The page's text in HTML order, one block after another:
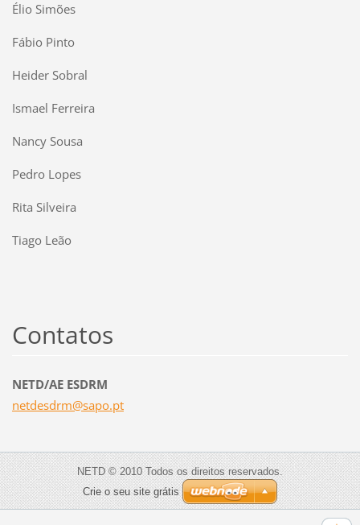
Élio Simões
Fábio Pinto
Heider Sobral
Ismael Ferreira
Nancy Sousa
Pedro Lopes
Rita Silveira
Tiago Leão
Contatos
NETD/AE ESDRM
netdesdrm@sapo.pt
NETD © 2010 Todos os direitos reservados.
Crie o seu site grátis